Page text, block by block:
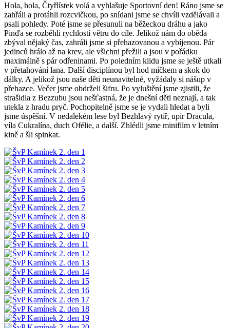
Hola, hola, Čtyřlístek volá a vyhlašuje Sportovní den! Ráno jsme se
zahřáli a protáhli rozcvičkou, po snídani jsme se chvíli vzdělávali a
psali pohledy. Poté jsme se přesunuli na běžeckou dráhu a jako
Pinďa se rozběhli rychlostí větru do cíle. Jelikož nám do oběda
zbýval nějaký čas, zahráli jsme si přehazovanou a vybíjenou. Pár
jedinců hrálo až na krev, ale všichni přežili a jsou v pořádku
maximálně s pár odřeninami. Po poledním klidu jsme se ještě utkali
v přetahování lana. Další disciplínou byl hod míčkem a skok do
dálky. A jelikož jsou naše děti neunavitelné, vyžádaly si nášup v
přehazce. Večer jsme obdrželi šifru. Po vyluštění jsme zjistili, že
strašidla z Bezzubu jsou nešťastná, že je dnešní děti neznají, a tak
utekla z hradu pryč. Pochopitelně jsme se je vydali hledat a byli
jsme úspěšní. V nedalekém lese byl Bezhlavý rytíř, upír Dracula,
víla Cukralína, duch Ofélie, a další. Zhlédli jsme minifilm v letním
kině a šli spinkat.